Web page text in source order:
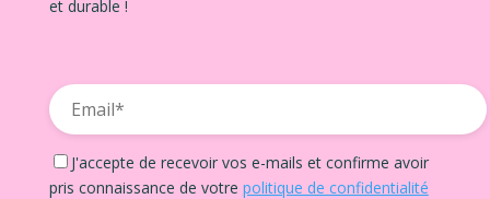
et durable !
J'accepte de recevoir vos e-mails et confirme avoir
pris connaissance de votre politique de confidentialité